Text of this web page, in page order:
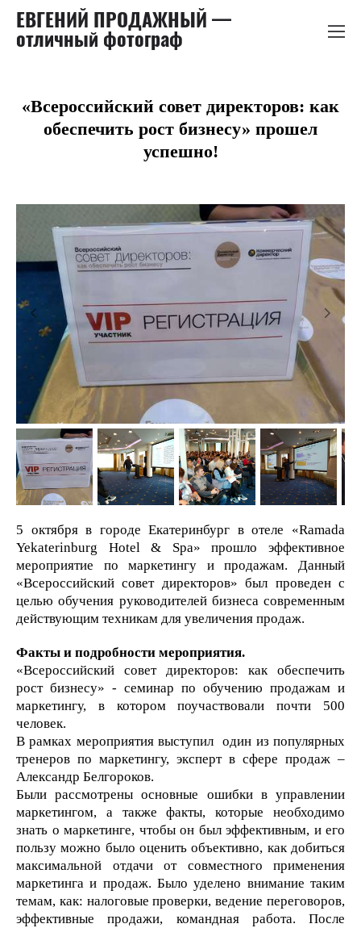
ЕВГЕНИЙ ПРОДАЖНЫЙ —
отличный фотограф
«Всероссийский совет директоров: как
обеспечить рост бизнесу» прошел
успешно!
5 октября в городе Екатеринбург в отеле «Ramada
Yekaterinburg Hotel & Spa» прошло эффективное
мероприятие по маркетингу и продажам. Данный
«Всероссийский совет директоров» был проведен с
целью обучения руководителей бизнеса современным
действующим техникам для увеличения продаж.
Факты и подробности мероприятия.
«Всероссийский совет директоров: как обеспечить
рост бизнесу» - семинар по обучению продажам и
маркетингу, в котором поучаствовали почти 500
человек.
В рамках мероприятия выступил один из популярных
тренеров по маркетингу, эксперт в сфере продаж –
Александр Белгороков.
Были рассмотрены основные ошибки в управлении
маркетингом, а также факты, которые необходимо
знать о маркетинге, чтобы он был эффективным, и его
пользу можно было оценить объективно, как добиться
максимальной отдачи от совместного применения
маркетинга и продаж. Было уделено внимание таким
темам, как: налоговые проверки, ведение переговоров,
эффективные продажи, командная работа. После